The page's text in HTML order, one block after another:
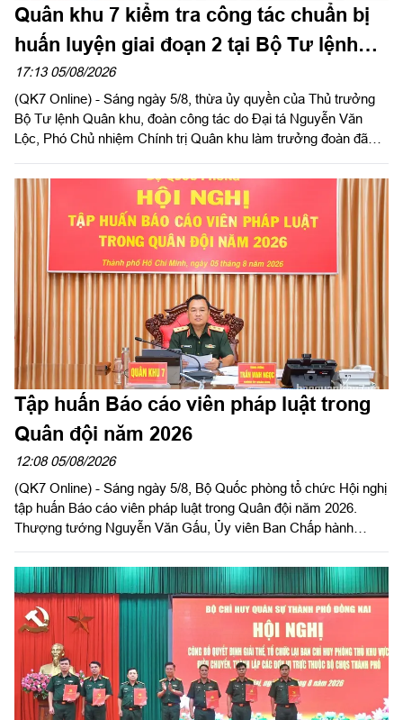
Quân khu 7 kiểm tra công tác chuẩn bị
huấn luyện giai đoạn 2 tại Bộ Tư lệnh
Thành phố Hồ Chí Minh
17:13 05/08/2026
(QK7 Online) - Sáng ngày 5/8, thừa ủy quyền của Thủ trưởng
Bộ Tư lệnh Quân khu, đoàn công tác do Đại tá Nguyễn Văn
Lộc, Phó Chủ nhiệm Chính trị Quân khu làm trưởng đoàn đã
năm 2026 tại Trung đoàn Minh Đạm và Ban Chỉ huy Quân sự
(CHQS) phường Tam Long (Bộ Tư lệnh TP Hồ Chí Minh).
Tập huấn Báo cáo viên pháp luật trong
Quân đội năm 2026
12:08 05/08/2026
(QK7 Online) - Sáng ngày 5/8, Bộ Quốc phòng tổ chức Hội nghị
tập huấn Báo cáo viên pháp luật trong Quân đội năm 2026.
Thượng tướng Nguyễn Văn Gấu, Ủy viên Ban Chấp hành
Bộ Quốc phòng, Chủ tịch Hội đồng Phổ biến, giáo dục pháp luật
Bộ Quốc phòng chủ trì hội nghị. Hội nghị được tổ chức bằng
hình thức trực tiếp kết hợp với trực tuyến tại 122 điểm cầu
trong toàn quân.